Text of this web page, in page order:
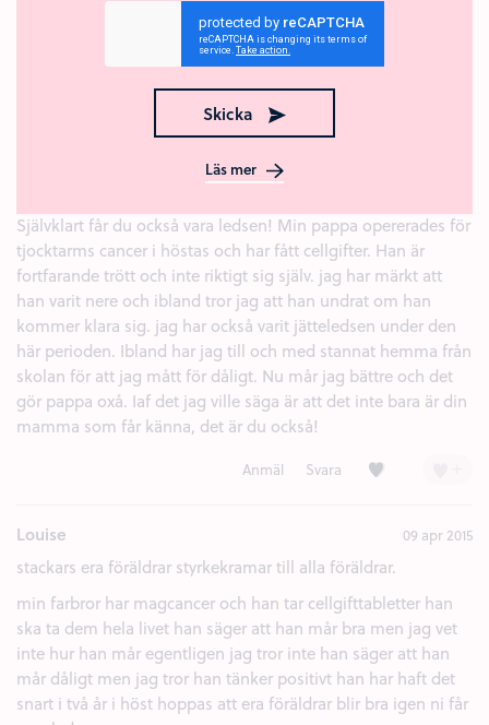
Skicka
Läs mer
Massor av styrkekramar till alla er, ni är starka och likaså era
Anmäl Svara
Självklart får du också vara ledsen! Min pappa opererades för
tjocktarms cancer i höstas och har fått cellgifter. Han är
fortfarande trött och inte riktigt sig själv. jag har märkt att
han varit nere och ibland tror jag att han undrat om han
kommer klara sig. jag har också varit jätteledsen under den
här perioden. Ibland har jag till och med stannat hemma från
skolan för att jag mått för dåligt. Nu mår jag bättre och det
gör pappa oxå. Iaf det jag ville säga är att det inte bara är din
mamma som får känna, det är du också!
Anmäl Svara Kärlek (1)
Louise 09 apr 2015
stackars era föräldrar styrkekramar till alla föräldrar.
min farbror har magcancer och han tar cellgifttabletter han
ska ta dem hela livet han säger att han mår bra men jag vet
inte hur han mår egentligen jag tror inte han säger att han
mår dåligt men jag tror han tänker positivt han har haft det
snart i två år i höst hoppas att era föräldrar blir bra igen ni får